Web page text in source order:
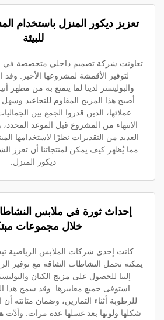
تعزيز ديكور المنزل باستخدام
للبيئة
تعاونت شركة تصميم داخلي متخصصة في
لتوفير الأقمشة لمشروعها الأخير. وقد
والبوليستر لدينا لما يتمتع به من مظهر
أصبح هذا المزيج المقاوم للتجاعيد
عملائها، الذين قدروا الجمع بين
الانتهاء من المشروع قبل الموعد
العديد من التقديرات نظرًا لاستخدامها
مما يُظهر كيف يمكن لمنتجاتنا أن تعزز
ديكور المنزل.
إحداث ثورة في ملابس
خلال مجموعات
كانت إحدى شركات الملابس الرياضية
يمكنه تحمل النشاطات الشاقة مع توفير
إلينا للحصول على مزيج الكتان
استوفى جميع معاييرها. وقد سمح هذا
للرطوبة أثناء التمارين، وضمان متانته
شكلها ولونها بعد غسلها عدة مرات. وأدّت